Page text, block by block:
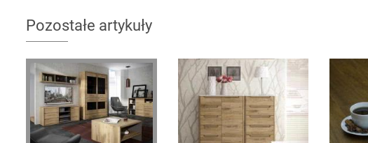
Pozostałe artykuły